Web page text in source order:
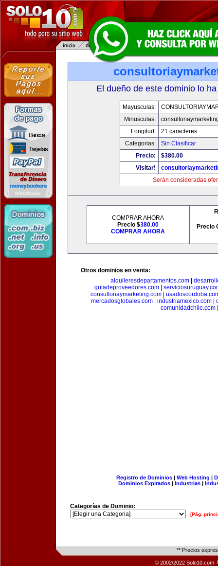
El dueño de este dominio lo
Mayusculas:
Minusculas:
Longitud:
21 caracteres
Categorias:
Sin Clasificar
Precio:
$380.00
Visitar!
Serán consideradas
COMPRAR AHORA
Precio $380.00
COMPRAR AHORA
Precio
Otros dominios en venta:
alquileresdepartamentos.com
guiadeproveedores.com|
consultoriaymarketing.com
mercadosglobales.com| industriamexico.com|
comunidadchile.com|
Registro de Dominios| Web Hosting |
Dominios Expirados | Industrias |
Categorías de Dominio:
[Pág.
** Precios
© 2002/2022 Solo10.com